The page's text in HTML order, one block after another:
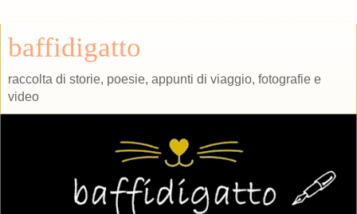
baffidigatto
raccolta di storie, poesie, appunti di viaggio, fotografie e
video